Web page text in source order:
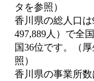
タを参照）
香川県の総人口は
497,889人）で全
国36位です。（
照）
香川県の事業所